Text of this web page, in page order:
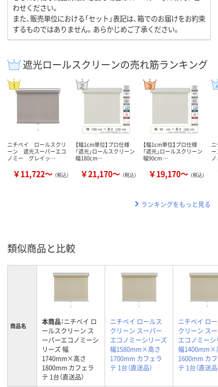
わせください。
また、販売単位における「セット」表記は、箱でのお届けをお約束
するものではありません。あらかじめご了承ください。
遮光ロールスクリーンの売れ筋ランキング
ニチベイ ロールスクリ
ーン 遮光スーパーエコ
ノミー グレイッ…
￥11,722～ （税込）
【幅1cm単位】プロ仕様
「遮光」ロールスクリーン
幅180cm…
￥21,170～ （税込）
【幅1cm単位】プロ仕様
「遮光」ロールスクリーン
幅90cm …
￥19,170～ （税込）
ランキングをもっと見る
類似商品と比較
商品名 本商品：ニチベイ ロ
ールスクリーン ス
ーパーエコノミーシ
リーズ 幅
1740mm×高さ
1800mm カフェラ
テ 1台（直送品）
ニチベイ ロールス
クリーン スーパー
エコノミーシリーズ
幅1580mm×高さ
1700mm カフェラ
テ 1台（直送品）
ニチベイ ロ
クリーン ス
エコノミー
幅1400mm×
1600mm カ
テ 1台（直送品